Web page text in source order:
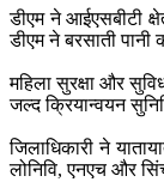
डीएम ने आईएसबीटी
डीएम ने बरसाती
महिला सुरक्षा और
जल्द क्रियान्वयन
जिलाधिकारी ने
लोनिवि, एनएच और